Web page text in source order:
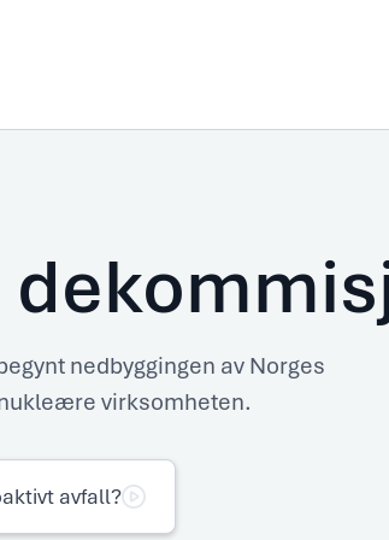
nedbyggingen av Norges
virksomheten.
avfall?
Hva